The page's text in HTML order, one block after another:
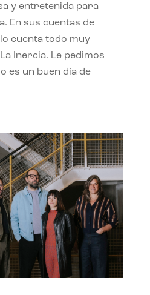
y entretenida para
En sus cuentas de
cuenta todo muy
Inercia. Le pedimos
es un buen día de